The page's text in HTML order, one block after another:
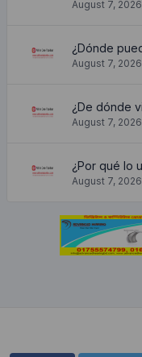
August 7, 2026
¿Dónde
August 7, 2026
¿De dónde
August 7, 2026
¿Por qué lo
August 7, 2026